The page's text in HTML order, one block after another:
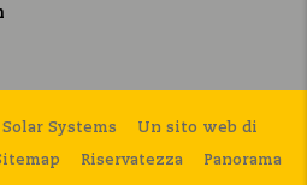
Systems
Riservatezza
Un sito web di
Panorama